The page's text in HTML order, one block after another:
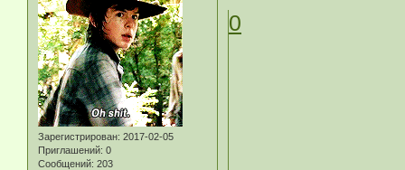
Зарегистрирован: 2017-02-05
Приглашений: 0
Сообщений: 203
0